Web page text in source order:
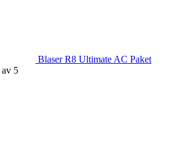
Blaser R8 Ultimate AC Paket
av 5